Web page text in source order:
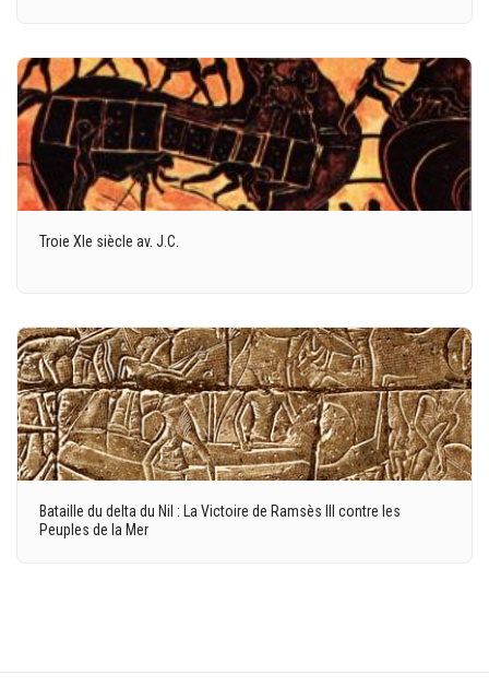
Troie XIe siècle av. J.C.
Bataille du delta du Nil : La Victoire de Ramsès III contre les
Peuples de la Mer